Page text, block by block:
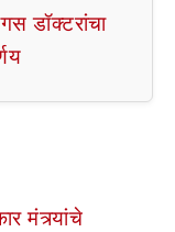
डॉक्टरांचा
मंत्र्यांचे